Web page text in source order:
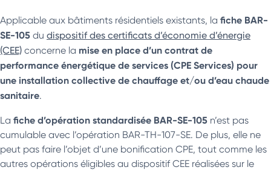
Applicable aux bâtiments résidentiels existants, la fiche BAR-
SE-105 du dispositif des certificats d’économie d’énergie
(CEE) concerne la mise en place d’un contrat de
performance énergétique de services (CPE Services) pour
une installation collective de chauffage et/ou d’eau chaude
sanitaire.
La fiche d’opération standardisée BAR-SE-105 n’est pas
cumulable avec l’opération BAR-TH-107-SE. De plus, elle ne
peut pas faire l’objet d’une bonification CPE, tout comme les
autres opérations éligibles au dispositif CEE réalisées sur le